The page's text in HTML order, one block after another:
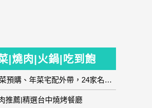
|燒肉|火鍋|吃到飽
2024年菜預購、年菜宅配外帶，24家名店年菜推薦整理，圍爐輕鬆上菜團圓趣
推薦|精選台中燒烤餐廳